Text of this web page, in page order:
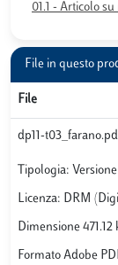
01.1 - Articolo
File in questo
File
dp11-
Tipologia:
Licenza: DRM
Dimensione 471.12
Formato Adobe